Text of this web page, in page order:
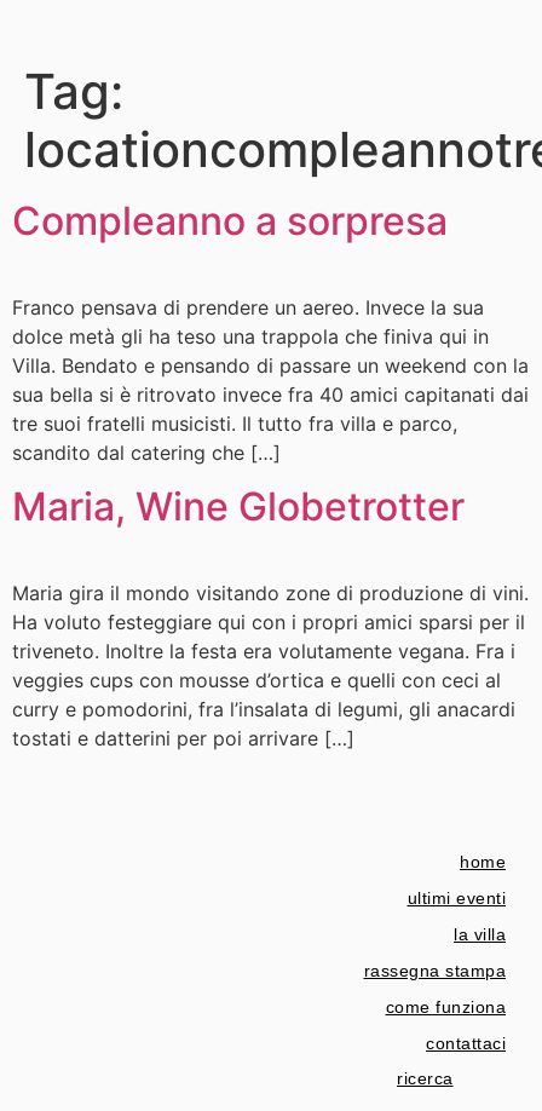
Tag:
Compleanno a sorpresa
Franco pensava di prendere un aereo. Invece la sua
dolce metà gli ha teso una trappola che finiva qui in
Villa. Bendato e pensando di passare un weekend con la
sua bella si è ritrovato invece fra 40 amici capitanati dai
tre suoi fratelli musicisti. Il tutto fra villa e parco,
scandito dal catering che […]
Maria, Wine Globetrotter
Maria gira il mondo visitando zone di produzione di vini.
Ha voluto festeggiare qui con i propri amici sparsi per il
triveneto. Inoltre la festa era volutamente vegana. Fra i
veggies cups con mousse d’ortica e quelli con ceci al
curry e pomodorini, fra l’insalata di legumi, gli anacardi
tostati e datterini per poi arrivare […]
home
ultimi eventi
la villa
rassegna stampa
come funziona
contattaci